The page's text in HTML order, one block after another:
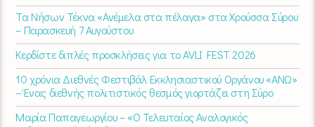
Τα Νήσων Τέκνα «Ανέμελα στα πέλαγα» στα Χρούσσα Σύρου
– Παρασκευή 7 Αυγούστου
Κερδίστε διπλές προσκλήσεις για το AVLI FEST 2026
10 χρόνια Διεθνές Φεστιβάλ Εκκλησιαστικού Οργάνου «ΑΝΩ»
– Ένας διεθνής πολιτιστικός θεσμός γιορτάζει στη Σύρο​
Μαρία Παπαγεωργίου – «Ο Τελευταίος Αναλογικός